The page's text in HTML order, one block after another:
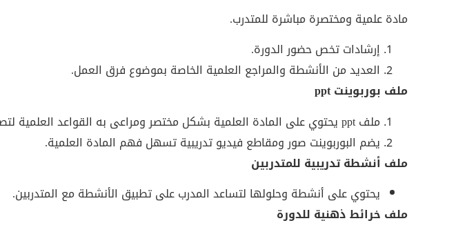
مادة علمية ومختصرة مباشرة للمتدرب.
إرشادات تخص حضور الدورة.
العديد من الأنشطة والمراجع العلمية الخاصة بموضوع فرق العمل.
ملف بوربوينت ppt
ملف ppt يحتوي على المادة العلمية بشكل مختصر ومراعى به القواعد العلمية لتصميم العرض التقديمي.
يضم البوربوينت صور ومقاطع فيديو تدريبية تسهل فهم المادة العلمية.
ملف أنشطة تدريبية للمتدربين
يحتوي على أنشطة وحلولها لتساعد المدرب على تطبيق الأنشطة مع المتدربين.
ملف خرائط ذهنية للدورة